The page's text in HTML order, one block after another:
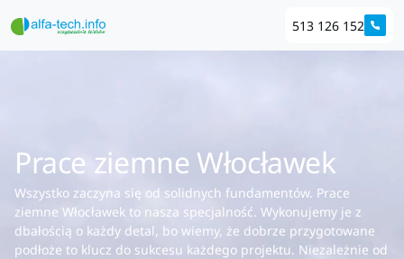
513 126 152
Prace ziemne Włocławek
Wszystko zaczyna się od solidnych fundamentów. Prace
ziemne Włocławek to nasza specjalność. Wykonujemy je z
dbałością o każdy detal, bo wiemy, że dobrze przygotowane
podłoże to klucz do sukcesu każdego projektu. Niezależnie od